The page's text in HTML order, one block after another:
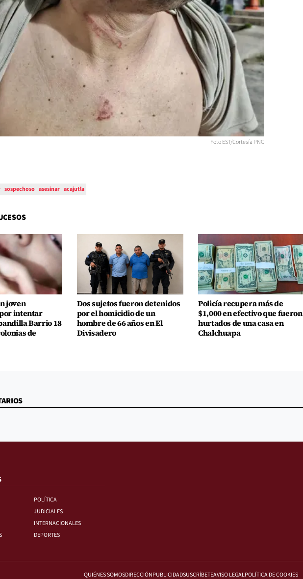
Foto EST/Cortesía PNC
sospechoso asesinar acajutla
joven
intentar
Barrio 18
de
Dos sujetos fueron detenidos
por el homicidio de un
hombre de 66 años en El
Divisadero
Policía recupera más de
$1,000 en efectivo que fueron
hurtados de una casa en
Chalchuapa
POLÍTICA
JUDICIALES
INTERNACIONALES
DEPORTES
QUIÉNES SOMOSDIRECCIÓNPUBLICIDADSUSCRÍBETEAVISO LEGALPOLÍTICA DE COOKIES